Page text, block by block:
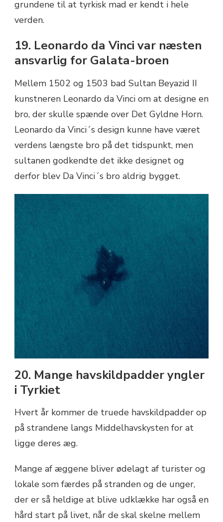
grundene til at tyrkisk mad er kendt i hele
verden.
19. Leonardo da Vinci var næsten
ansvarlig for Galata-broen
Mellem 1502 og 1503 bad Sultan Beyazid II
kunstneren Leonardo da Vinci om at designe en
bro, der skulle spænde over Det Gyldne Horn.
Leonardo da Vinci´s design kunne have været
verdens længste bro på det tidspunkt, men
sultanen godkendte det ikke designet og
derfor blev Da Vinci´s bro aldrig bygget.
20. Mange havskildpadder yngler
i Tyrkiet
Hvert år kommer de truede havskildpadder op
på strandene langs Middelhavskysten for at
ligge deres æg.
Mange af æggene bliver ødelagt af turister og
lokale som færdes på stranden og de unger,
der er så heldige at blive udklække har også en
hård start på livet, når de skal skelne mellem